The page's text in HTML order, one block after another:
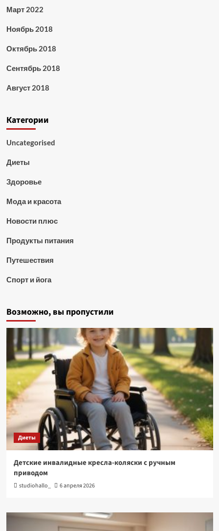
Март 2022
Ноябрь 2018
Октябрь 2018
Сентябрь 2018
Август 2018
Категории
Uncategorised
Диеты
Здоровье
Мода и красота
Новости плюс
Продукты питания
Путешествия
Спорт и йога
Возможно, вы пропустили
Диеты
Детские инвалидные кресла-коляски с ручным
приводом
studiohallo_ 6 апреля 2026